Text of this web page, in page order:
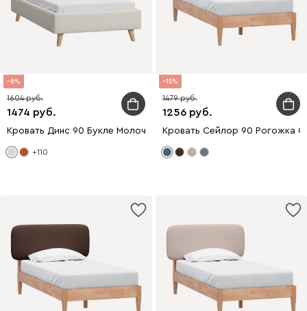
8
1474
1604
Кровать Динс 90 Букле Молочный
+110
15
1256
1479
Кровать Сейлор 90 Рогожка